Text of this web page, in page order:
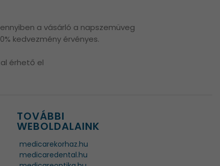
a vásárló a napszemüveg
kedvezmény érvényes.
érhető el
TOVÁBBI
WEBOLDALAINK
medicarekorhaz.hu
medicaredental.hu